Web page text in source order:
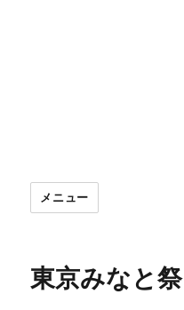
メニュー
東京みなと祭